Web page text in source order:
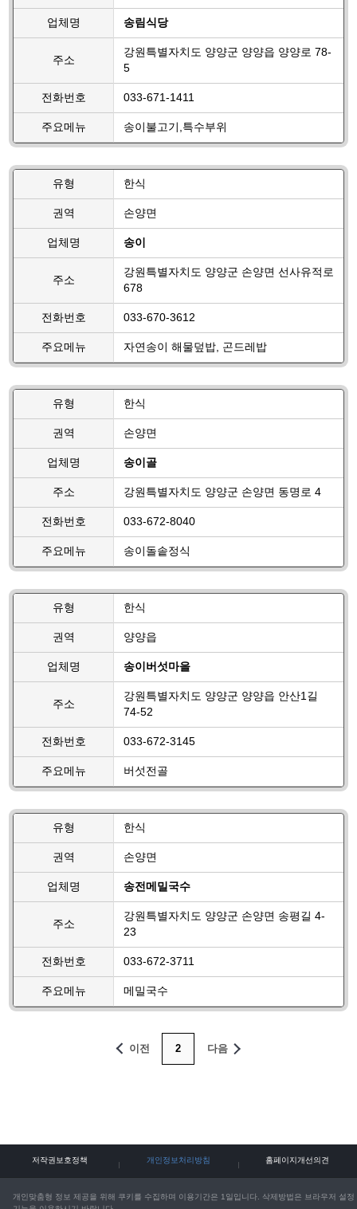
업체명 송림식당
주소
강원특별자치도 양양군 양양읍 양양로 78-
5
전화번호 033-671-1411
주요메뉴 송이불고기,특수부위
유형 한식
권역 손양면
업체명 송이
주소
강원특별자치도 양양군 손양면 선사유적로
678
전화번호 033-670-3612
주요메뉴 자연송이 해물덮밥, 곤드레밥
유형 한식
권역 손양면
업체명 송이골
주소 강원특별자치도 양양군 손양면 동명로 4
전화번호 033-672-8040
주요메뉴 송이돌솥정식
유형 한식
권역 양양읍
업체명 송이버섯마을
주소
강원특별자치도 양양군 양양읍 안산1길
74-52
전화번호 033-672-3145
주요메뉴 버섯전골
유형 한식
권역 손양면
업체명 송전메밀국수
주소
강원특별자치도 양양군 손양면 송평길 4-
23
전화번호 033-672-3711
주요메뉴 메밀국수
이전 2 다음
저작권보호정책 개인정보처리방침 홈페이지개선의견
개인맞춤형 정보 제공을 위해 쿠키를 수집하며 이용기간은 1일입니다. 삭제방법은 브라우저 설정